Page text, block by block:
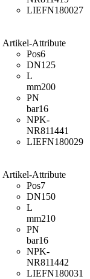
LIEFN180027
Artikel-Attribute
Pos6
DN125
L
mm200
PN
bar16
NPK-
NR811441
LIEFN180029
Artikel-Attribute
Pos7
DN150
L
mm210
PN
bar16
NPK-
NR811442
LIEFN180031